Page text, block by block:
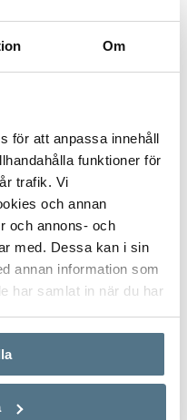
Om
för att anpassa innehåll
funktioner för
trafik. Vi
och annan
och annons- och
med. Dessa kan i sin
annan information som
har samlat in när du har
utan mellanslag)